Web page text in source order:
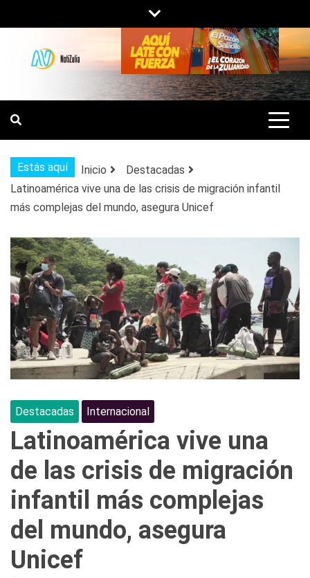
al
contenido
NOTIZULIA
NOTICIAS DEL ZULIA, VENEZUELA Y
DE INTERÉS GENERAL.
Estás aquí Inicio
Destacadas
Latinoamérica vive una de las crisis de migración infantil
más complejas del mundo, asegura Unicef
Destacadas Internacional
Latinoamérica vive una
de las crisis de migración
infantil más complejas
del mundo, asegura
Unicef